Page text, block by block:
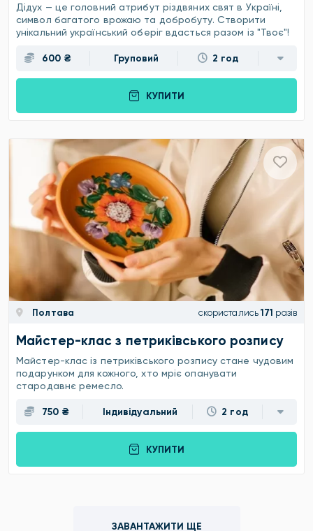
Дідух — це головний атрибут різдвяних свят в Україні,
символ багатого врожаю та добробуту. Створити
унікальний український оберіг вдасться разом із "Твоє"!
600 ₴ Груповий 2 год
КУПИТИ
Полтава скористались 171 разів
Майстер-клас з петриківського розпису
Майстер-клас із петриківського розпису стане чудовим
подарунком для кожного, хто мріє опанувати
стародавнє ремесло.
750 ₴ Індивідуальний 2 год
КУПИТИ
ЗАВАНТАЖИТИ ЩЕ